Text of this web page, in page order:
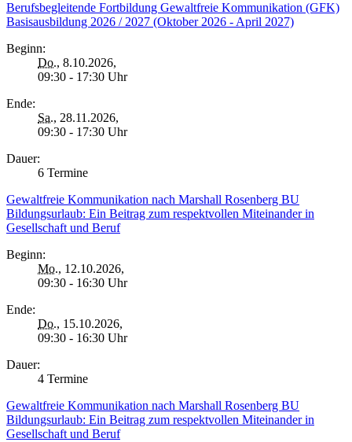
Berufsbegleitende Fortbildung Gewaltfreie Kommunikation (GFK)
Basisausbildung 2026 / 2027 (Oktober 2026 - April 2027)
Beginn:
Do., 8.10.2026,
09:30 - 17:30 Uhr
Ende:
Sa., 28.11.2026,
09:30 - 17:30 Uhr
Dauer:
6 Termine
Gewaltfreie Kommunikation nach Marshall Rosenberg BU
Bildungsurlaub: Ein Beitrag zum respektvollen Miteinander in
Gesellschaft und Beruf
Beginn:
Mo., 12.10.2026,
09:30 - 16:30 Uhr
Ende:
Do., 15.10.2026,
09:30 - 16:30 Uhr
Dauer:
4 Termine
Gewaltfreie Kommunikation nach Marshall Rosenberg BU
Bildungsurlaub: Ein Beitrag zum respektvollen Miteinander in
Gesellschaft und Beruf